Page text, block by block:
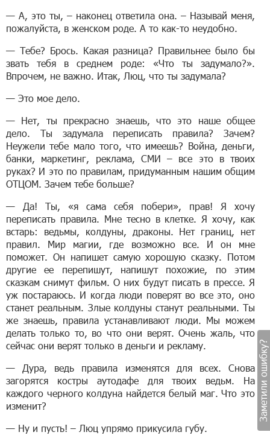
— А, это ты, – наконец ответила она. – Называй меня,
пожалуйста, в женском роде. А то как-то неудобно.
— Тебе? Брось. Какая разница? Правильнее было бы
звать тебя в среднем роде: «Что ты задумало?».
Впрочем, не важно. Итак, Люц, что ты задумала?
— Это мое дело.
— Нет, ты прекрасно знаешь, что это наше общее
дело. Ты задумала переписать правила? Зачем?
Неужели тебе мало того, что имеешь? Война, деньги,
банки, маркетинг, реклама, СМИ – все это в твоих
руках? И это по правилам, придуманным нашим общим
ОТЦОМ. Зачем тебе больше?
— Да! Ты, «я сама себя побери», прав! Я хочу
переписать правила. Мне тесно в клетке. Я хочу, как
встарь: ведьмы, колдуны, драконы. Нет границ, нет
правил. Мир магии, где возможно все. И он мне
поможет. Он напишет самую хорошую сказку. Потом
другие ее перепишут, напишут похожие, по этим
сказкам снимут фильм. О них будут писать в прессе. Я
уж постараюсь. И когда люди поверят во все это, оно
станет реальным. Злые колдуны станут реальными. Ты
же знаешь, правила устанавливают люди. Мы можем
делать только то, во что они верят. Очень жаль, что
сейчас они верят только в деньги и рекламу.
— Дура, ведь правила изменятся для всех. Снова
загорятся костры аутодафе для твоих ведьм. На
каждого черного колдуна найдется белый маг. Что это
изменит?
— Ну и пусть! – Люц упрямо прикусила губу.
Заметили ошибку?